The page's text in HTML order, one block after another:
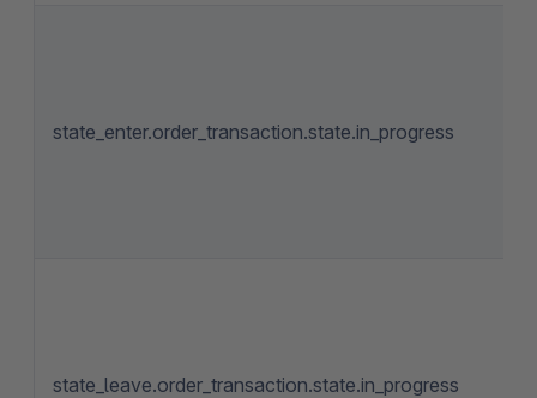
state_enter.order_transaction.state.in_progress
state_leave.order_transaction.state.in_progress